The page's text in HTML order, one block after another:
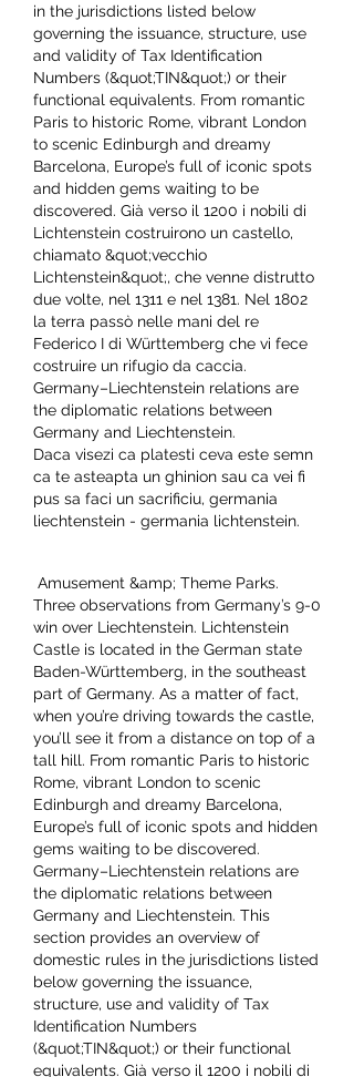
in the jurisdictions listed below
governing the issuance, structure, use
and validity of Tax Identification
Numbers (&quot;TIN&quot;) or their
functional equivalents. From romantic
Paris to historic Rome, vibrant London
to scenic Edinburgh and dreamy
Barcelona, Europe’s full of iconic spots
and hidden gems waiting to be
discovered. Già verso il 1200 i nobili di
Lichtenstein costruirono un castello,
chiamato &quot;vecchio
Lichtenstein&quot;, che venne distrutto
due volte, nel 1311 e nel 1381. Nel 1802
la terra passò nelle mani del re
Federico I di Württemberg che vi fece
costruire un rifugio da caccia.
Germany–Liechtenstein relations are
the diplomatic relations between
Germany and Liechtenstein.
Daca visezi ca platesti ceva este semn
ca te asteapta un ghinion sau ca vei fi
pus sa faci un sacrificiu, germania
liechtenstein - germania lichtenstein.
Three observations from Germany’s 9-0
win over Liechtenstein. Lichtenstein
Castle is located in the German state
Baden-Württemberg, in the southeast
part of Germany. As a matter of fact,
when you’re driving towards the castle,
you’ll see it from a distance on top of a
tall hill. From romantic Paris to historic
Rome, vibrant London to scenic
Edinburgh and dreamy Barcelona,
Europe’s full of iconic spots and hidden
gems waiting to be discovered.
Germany–Liechtenstein relations are
the diplomatic relations between
Germany and Liechtenstein. This
section provides an overview of
domestic rules in the jurisdictions listed
below governing the issuance,
structure, use and validity of Tax
Identification Numbers
(&quot;TIN&quot;) or their functional
equivalents. Già verso il 1200 i nobili di